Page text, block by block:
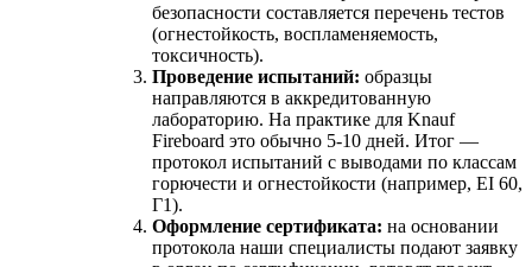
безопасности составляется перечень тестов
(огнестойкость, воспламеняемость,
токсичность).
Проведение испытаний: образцы
направляются в аккредитованную
лабораторию. На практике для Knauf
Fireboard это обычно 5-10 дней. Итог —
протокол испытаний с выводами по классам
горючести и огнестойкости (например, EI 60,
Г1).
Оформление сертификата: на основании
протокола наши специалисты подают заявку